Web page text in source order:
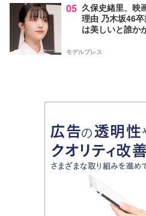
05 久保史緒里、映
理由 乃木坂46
は美しいと誰か
モデルプレス